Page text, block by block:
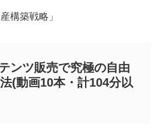
構築戦略」
ンツ販売で究極の自由
(動画10本・計104分以